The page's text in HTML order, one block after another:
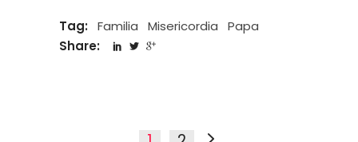
Tag: Familia Misericordia
Papa
Share: